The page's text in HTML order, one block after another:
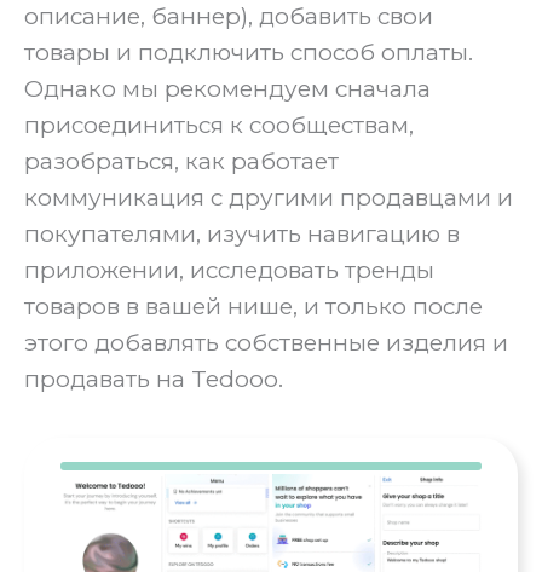
описание, баннер), добавить свои
товары и подключить способ оплаты.
Однако мы рекомендуем сначала
присоединиться к сообществам,
разобраться, как работает
коммуникация с другими продавцами и
покупателями, изучить навигацию в
приложении, исследовать тренды
товаров в вашей нише, и только после
этого добавлять собственные изделия и
продавать на Tedooo.